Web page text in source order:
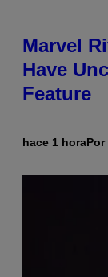
Marvel
Have
Feature
hace 1 horaPor